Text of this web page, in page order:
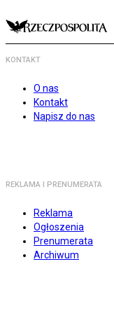
KONTAKT
O nas
Kontakt
Napisz do nas
REKLAMA I PRENUMERATA
Reklama
Ogłoszenia
Prenumerata
Archiwum